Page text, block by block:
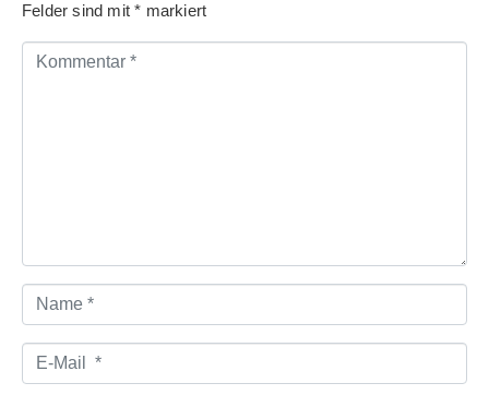
Felder sind mit* markiert
Kommentar
Name
*
E-
Mail